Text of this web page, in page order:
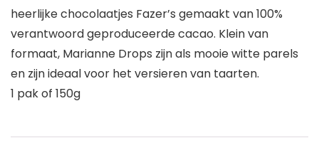
heerlijke chocolaatjes Fazer’s gemaakt van 100%
verantwoord geproduceerde cacao. Klein van
formaat, Marianne Drops zijn als mooie witte parels
en zijn ideaal voor het versieren van taarten.
1 pak of 150g